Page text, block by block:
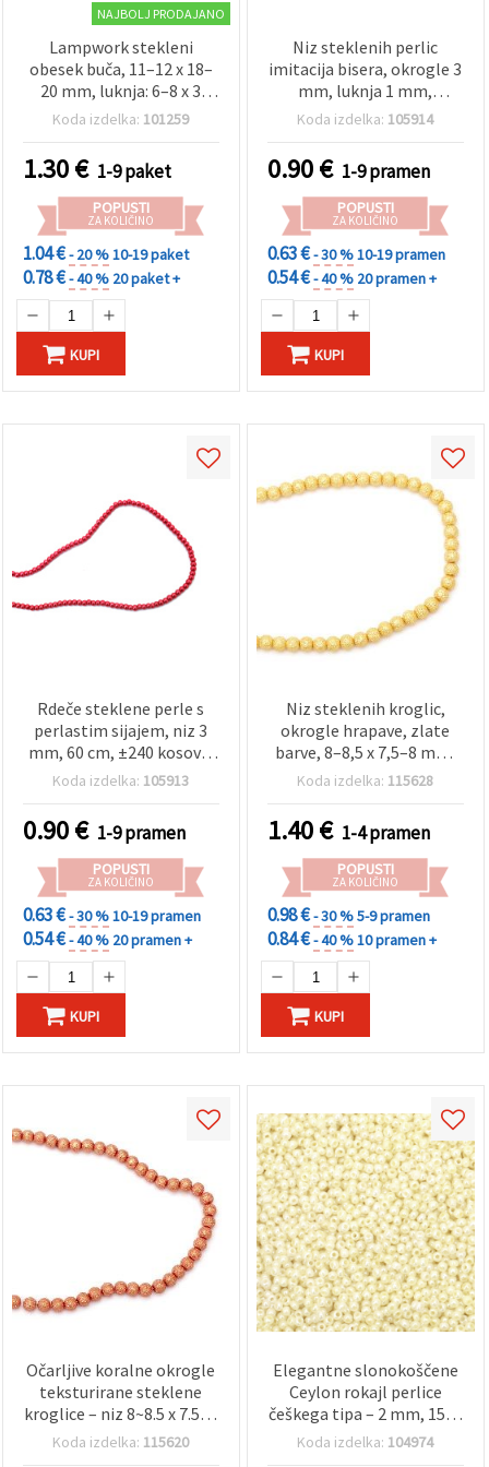
NAJBOLJ PRODAJANO
Lampwork stekleni
obesek buča, 11–12 x 18–
20 mm, luknja: 6–8 x 3
mm, oranžna, DIY dodatki
Koda izdelka: 101259
1.30€ 1-9 paket
POPUSTI
ZA KOLIČINO
1.04 €- 20 %10-19 paket
0.78 €- 40 % 20 paket +
KUPI
Niz steklenih perlic
imitacija bisera, okrogle 3
mm, luknja 1 mm,
rožnato rjava, ±210 kosov,
nakita in ustvarjanje
Koda izdelka: 105914
0.90€ 1-9 pramen
POPUSTI
ZA KOLIČINO
0.63 €- 30 %10-19 pramen
0.54 €- 40 % 20 pramen +
KUPI
Rdeče steklene perle s
perlastim sijajem, niz 3
mm, 60 cm, ±240 kosov –
za izdelavo nakita in DIY
Koda izdelka: 105913
0.90€ 1-9 pramen
POPUSTI
ZA KOLIČINO
0.63 €- 30 %10-19 pramen
0.54 €- 40 % 20 pramen +
KUPI
Niz steklenih kroglic,
okrogle hrapave, zlate
barve, 8–8,5 x 7,5–8 mm,
luknja 1,5 mm, ~106 kosov
in ustvarjanje
Koda izdelka: 115628
1.40€ 1-4 pramen
POPUSTI
ZA KOLIČINO
0.98 €- 30 %5-9 pramen
0.84 €- 40 %10 pramen +
KUPI
Očarljive koralne okrogle
teksturirane steklene
kroglice – niz 8~8.5 x 7.5~8
mm, luknja 1.5 mm, pribl.
Koda izdelka: 115620
Elegantne slonokoščene
Ceylon rokajl perlice
češkega tipa – 2 mm, 15 g,
idealne za poročni nakit
Koda izdelka: 104974